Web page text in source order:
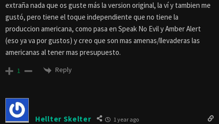
extraña nada que os guste más la version original, la ví y tambien me
gustó, pero tiene el toque independiente que no tiene la
produccion americana, como pasa en Speak No Evil y Amber Alert
(eso ya va por gustos) y creo que son mas amenas/llevaderas las
americanas al tener mas presupuesto.
1 Reply
Hellter Skelter 1 year ago